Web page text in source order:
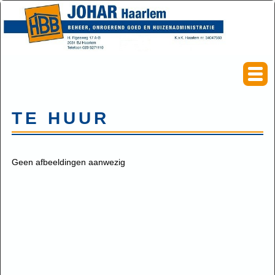
TE HUUR
Geen afbeeldingen aanwezig